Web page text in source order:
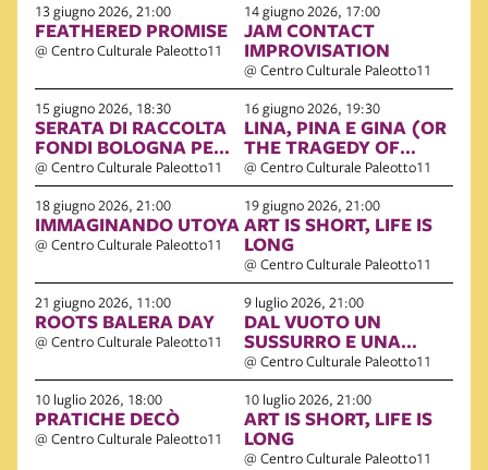
13 giugno 2026, 21:00
FEATHERED PROMISE
@ Centro Culturale Paleotto11
14 giugno 2026, 17:00
JAM CONTACT
IMPROVISATION
@ Centro Culturale Paleotto11
15 giugno 2026, 18:30
SERATA DI RACCOLTA
FONDI BOLOGNA PER
GAZA
@ Centro Culturale Paleotto11
16 giugno 2026, 19:30
LINA, PINA E GINA (OR
THE TRAGEDY OF
MACBETH)
@ Centro Culturale Paleotto11
18 giugno 2026, 21:00
IMMAGINANDO UTOYA
@ Centro Culturale Paleotto11
19 giugno 2026, 21:00
ART IS SHORT, LIFE IS
LONG
@ Centro Culturale Paleotto11
21 giugno 2026, 11:00
ROOTS BALERA DAY
@ Centro Culturale Paleotto11
9 luglio 2026, 21:00
DAL VUOTO UN
SUSSURRO E UNA
VOCE
@ Centro Culturale Paleotto11
10 luglio 2026, 18:00
PRATICHE DECÒ
@ Centro Culturale Paleotto11
10 luglio 2026, 21:00
ART IS SHORT, LIFE IS
LONG
@ Centro Culturale Paleotto11